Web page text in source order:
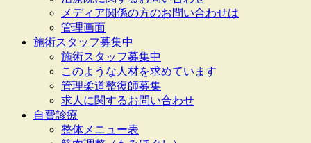
メディア関係の方のお問い合わせは
管理画面
施術スタッフ募集中
施術スタッフ募集中
このような人材を求めています
管理柔道整復師募集
求人に関するお問い合わせ
自費診療
整体メニュー表